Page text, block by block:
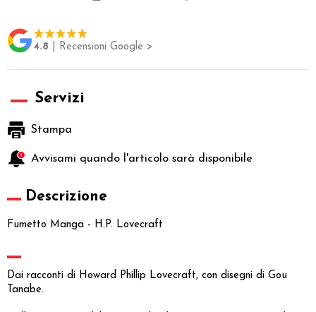
4.8 | Recensioni Google >
Servizi
Stampa
Avvisami quando l'articolo sarà disponibile
Descrizione
Fumetto Manga - H.P. Lovecraft
Dai racconti di Howard Phillip Lovecraft, con disegni di Gou
Tanabe.